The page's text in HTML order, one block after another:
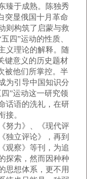
臻于成熟。陈独秀
突显俄国十月革命
则构筑了启蒙与救
四”运动的性质、
义理论的解释。随
键意义的历史题材
被他们所掌控。半
为引导中国知识分
”运动这一研究领
话语的洗礼，在研
接。
力》、《现代评
独立评论》，再到
观察》等刊，为追
探索，然而因种种
思想体系，更不用